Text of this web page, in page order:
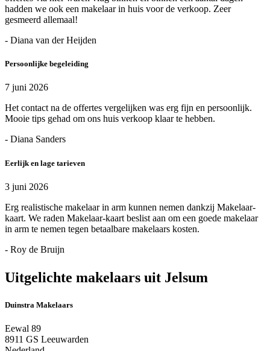
hadden we ook een makelaar in huis voor de verkoop. Zeer
gesmeerd allemaal!
- Diana van der Heijden
Persoonlijke begeleiding
7 juni 2026
Het contact na de offertes vergelijken was erg fijn en persoonlijk.
Mooie tips gehad om ons huis verkoop klaar te hebben.
- Diana Sanders
Eerlijk en lage tarieven
3 juni 2026
Erg realistische makelaar in arm kunnen nemen dankzij Makelaar-
kaart. We raden Makelaar-kaart beslist aan om een goede makelaar
in arm te nemen tegen betaalbare makelaars kosten.
- Roy de Bruijn
Uitgelichte makelaars uit Jelsum
Duinstra Makelaars
Eewal 89
8911 GS Leeuwarden